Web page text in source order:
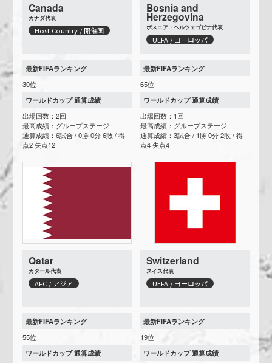
Canada
カナダ代表
Host Country / 開催国
最新FIFAランキング
30位
ワールドカップ 通算成績
出場回数：2回
最高成績：グループステージ
通算成績：6試合 / 0勝 0分 6敗 / 得
点2 失点12
Bosnia and
Herzegovina
ボスニア・ヘルツェゴビナ代表
UEFA / ヨーロッパ
最新FIFAランキング
65位
ワールドカップ 通算成績
出場回数：1回
最高成績：グループステージ
通算成績：3試合 / 1勝 0分 2敗 / 得
点4 失点4
Qatar
カタール代表
AFC / アジア
最新FIFAランキング
55位
ワールドカップ 通算成績
Switzerland
スイス代表
UEFA / ヨーロッパ
最新FIFAランキング
19位
ワールドカップ 通算成績